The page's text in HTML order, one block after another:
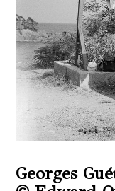
Georges